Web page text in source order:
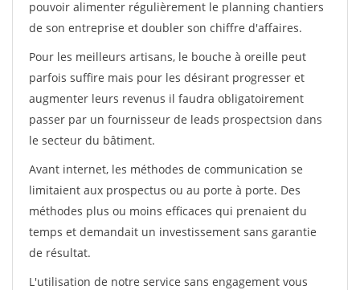
pouvoir alimenter régulièrement le planning chantiers
de son entreprise et doubler son chiffre d'affaires.
Pour les meilleurs artisans, le bouche à oreille peut
parfois suffire mais pour les désirant progresser et
augmenter leurs revenus il faudra obligatoirement
passer par un fournisseur de leads prospectsion dans
le secteur du bâtiment.
Avant internet, les méthodes de communication se
limitaient aux prospectus ou au porte à porte. Des
méthodes plus ou moins efficaces qui prenaient du
temps et demandait un investissement sans garantie
de résultat.
L'utilisation de notre service sans engagement vous